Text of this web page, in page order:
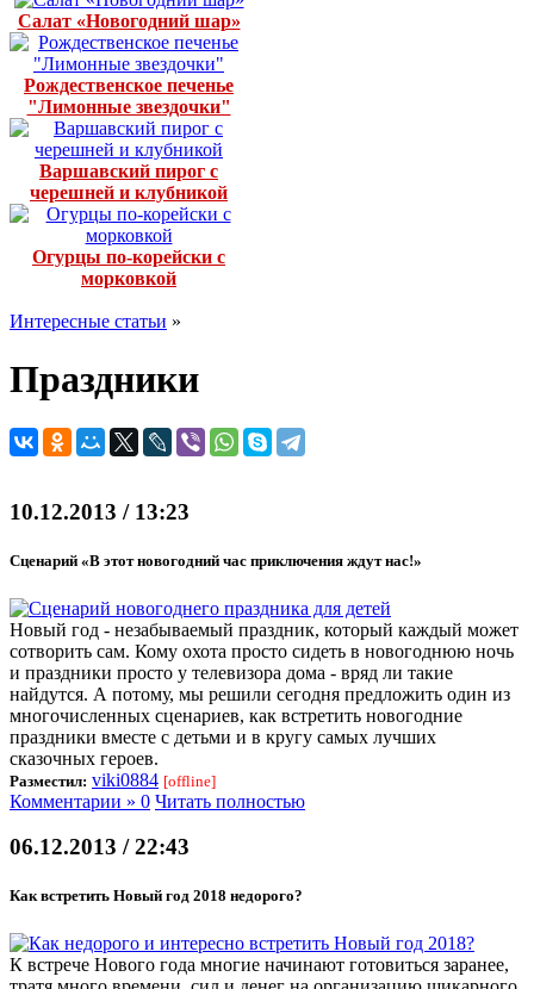
Салат «Новогодний шар»
Рождественское печенье
"Лимонные звездочки"
Варшавский пирог с
черешней и клубникой
Огурцы по-корейски с
морковкой
Интересные статьи »
Праздники
10.12.2013 / 13:23
Сценарий «В этот новогодний час приключения ждут нас!»
Новый год - незабываемый праздник, который каждый может
сотворить сам. Кому охота просто сидеть в новогоднюю ночь
и праздники просто у телевизора дома - вряд ли такие
найдутся. А потому, мы решили сегодня предложить один из
многочисленных сценариев, как встретить новогодние
праздники вместе с детьми и в кругу самых лучших
сказочных героев.
Разместил: viki0884 [offline]
Комментарии » 0 Читать полностью
06.12.2013 / 22:43
Как встретить Новый год 2018 недорого?
К встрече Нового года многие начинают готовиться заранее,